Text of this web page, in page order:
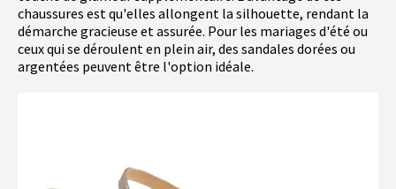
chaussures est qu'elles allongent la silhouette, rendant la
démarche gracieuse et assurée. Pour les mariages d'été ou
ceux qui se déroulent en plein air, des sandales dorées ou
argentées peuvent être l'option idéale.